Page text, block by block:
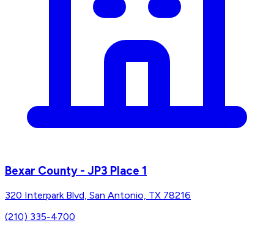
Bexar County - JP3 Place 1
320 Interpark Blvd, San Antonio, TX 78216
(210) 335-4700